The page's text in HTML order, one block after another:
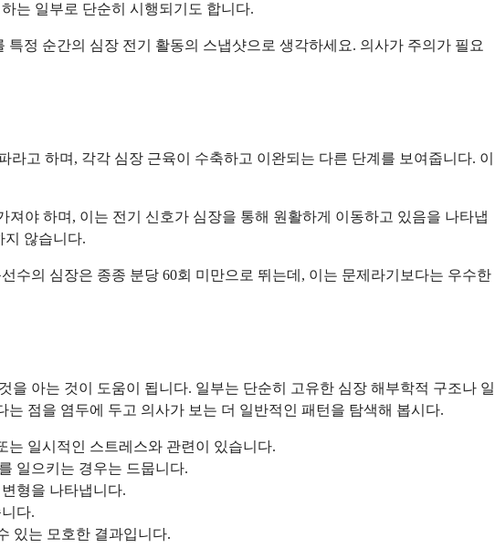
는 일부로 단순히 시행되기도 합니다.
정 순간의 심장 전기 활동의 스냅샷으로 생각하세요. 의사가 주의가 필요
고 하며, 각각 심장 근육이 수축하고 이완되는 다른 단계를 보여줍니다. 이
야 하며, 이는 전기 신호가 심장을 통해 원활하게 이동하고 있음을 나타냅
지 않습니다.
수의 심장은 종종 분당 60회 미만으로 뛰는데, 이는 문제라기보다는 우수한
아는 것이 도움이 됩니다. 일부는 단순히 고유한 심장 해부학적 구조나 일
점을 염두에 두고 의사가 보는 더 일반적인 패턴을 탐색해 봅시다.
는 일시적인 스트레스와 관련이 있습니다.
일으키는 경우는 드뭅니다.
형을 나타냅니다.
다.
있는 모호한 결과입니다.